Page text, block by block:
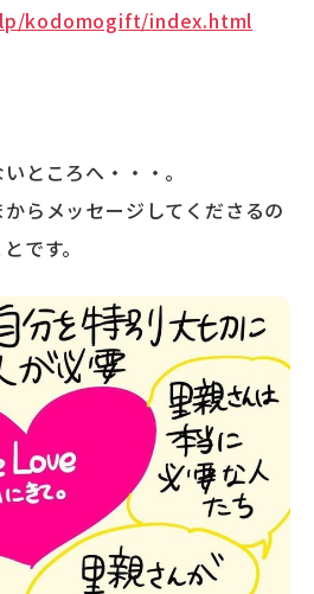
kodomogift/index.html
ところへ・・・。
らメッセージしてくださるの
です。